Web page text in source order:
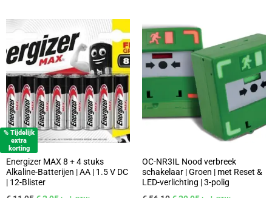
% Tijdelijk
extra
korting
Energizer MAX 8 + 4 stuks
Alkaline-Batterijen | AA | 1.5 V DC
| 12-Blister
OC-NR3IL Nood verbreek
schakelaar | Groen | met Reset &
LED-verlichting | 3-polig